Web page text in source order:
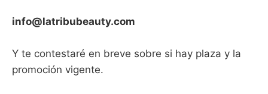
info@latribubeauty.com
Y te contestaré en breve sobre si hay plaza y la
promoción vigente.